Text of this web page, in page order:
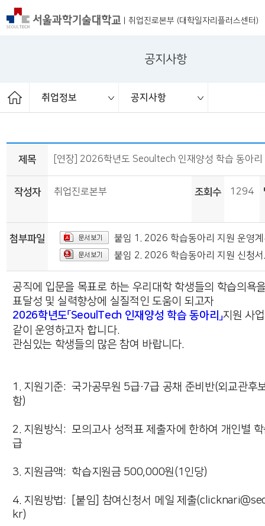
|취업진로본부 (대학일자리플러스센터)
공지사항
취업정보 공지사항
취업상담
프로그램
채용공고
취업정보
ST커리어멘토링
취업진로본부
공지사항
대외활동
청년정책
취업 서포터즈
보도자료
제목 [연장] 2026학년도 Seoultech 인재양성 학습 동아리
작성자 취업진로본부 조회수 1294
첨부파일
붙임 1. 2026 학습동아리 지원 운영
붙임 2. 2026 학습동아리 지원 신청
공직에 입문을 목표로 하는 우리대학 학생들의 학습의욕
표달성 및 실력향상에 실질적인 도움이 되고자
2026학년도「SeoulTech 인재양성 학습 동아리」지원 사
같이 운영하고자 합니다.
관심있는 학생들의 많은 참여 바랍니다.
1. 지원기준: 국가공무원 5급·7급 공채 준비반(외교관후
함)
2. 지원방식: 모의고사 성적표 제출자에 한하여 개인별
급
3. 지원금액: 학습지원금 500,000원(1인당)
4. 지원방법: [붙임] 참여신청서 메일 제출
kr)